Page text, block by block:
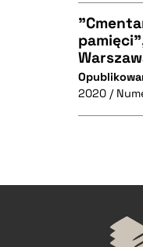
2020 /